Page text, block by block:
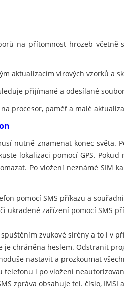
na přítomnost hrozeb včetně
aktualizacím virových vzorků a
přijímané a odesílané
procesor, paměť a malé
nutně znamenat konec světa.
lokalizaci pomocí GPS.
Po vložení neznámé SIM
pomocí SMS příkazu a
ukradené zařízení pomocí SMS
zvukové sirény a to i v
chráněna heslem. Odstranit
nastavit a prozkoumat
telefonu i po vložení
zpráva obsahuje tel. číslo, IMSI